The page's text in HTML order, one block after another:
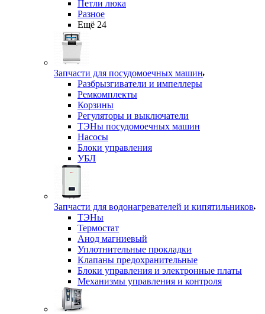
Петли люка
Разное
Ещё 24
Запчасти для посудомоечных машин
Разбрызгиватели и импеллеры
Ремкомплекты
Корзины
Регуляторы и выключатели
ТЭНы посудомоечных машин
Насосы
Блоки управления
УБЛ
Запчасти для водонагревателей и кипятильников
ТЭНы
Термостат
Анод магниевый
Уплотнительные прокладки
Клапаны предохранительные
Блоки управления и электронные платы
Механизмы управления и контроля